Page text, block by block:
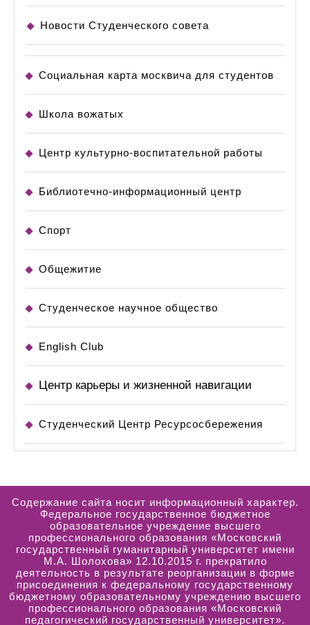
Новости Студенческого совета
Социальная карта москвича для студентов
Школа вожатых
Центр культурно-воспитательной работы
Библиотечно-информационный центр
Спорт
Общежитие
Студенческое научное общество
English Club
Центр карьеры и жизненной навигации
Студенческий Центр Ресурсосбережения
Содержание сайта носит информационный характер.
Федеральное государственное бюджетное
образовательное учреждение высшего
профессионального образования «Московский
государственный гуманитарный университет имени
М.А. Шолохова» 12.10.2015 г. прекратило
деятельность в результате реорганизации в форме
присоединения к федеральному государственному
бюджетному образовательному учреждению высшего
профессионального образования «Московский
педагогический государственный университет».